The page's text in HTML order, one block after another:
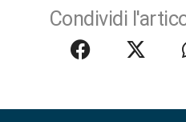
Condividi